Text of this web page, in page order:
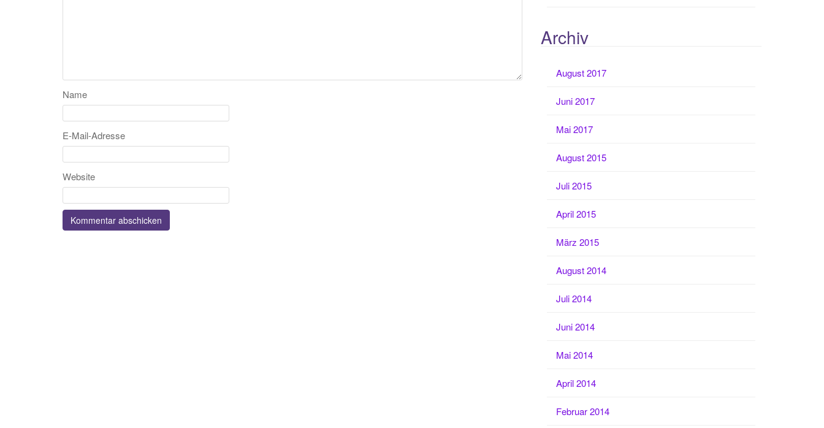
Name
E-Mail-Adresse
Website
Archiv
August 2017
Juni 2017
Mai 2017
August 2015
Juli 2015
April 2015
März 2015
August 2014
Juli 2014
Juni 2014
Mai 2014
April 2014
Februar 2014